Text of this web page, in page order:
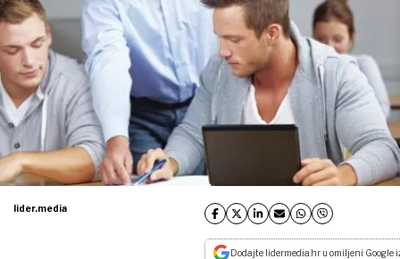
lider.media
Dodajte lidermedia.hr u omiljeni Google